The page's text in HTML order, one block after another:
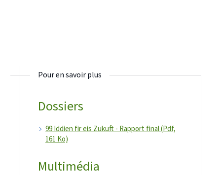
Pour en savoir plus
Dossiers
99 Iddien fir eis Zukuft - Rapport final (Pdf,
161 Ko)
Multimédia